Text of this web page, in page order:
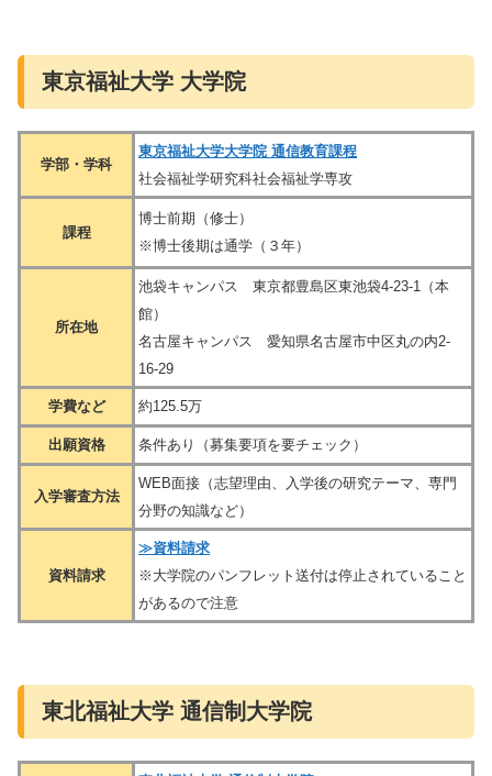
東京福祉大学 大学院
学部・学科
東京福祉大学大学院 通信教育課程
社会福祉学研究科社会福祉学専攻
課程
博士前期（修士）
※博士後期は通学（３年）
所在地
池袋キャンパス 東京都豊島区東池袋4-23-1（本
館）
名古屋キャンパス 愛知県名古屋市中区丸の内2-
16-29
学費など 約125.5万
出願資格 条件あり（募集要項を要チェック）
入学審査方法
WEB面接（志望理由、入学後の研究テーマ、専門
分野の知識など）
資料請求
≫資料請求
※大学院のパンフレット送付は停止されていること
があるので注意
東北福祉大学 通信制大学院